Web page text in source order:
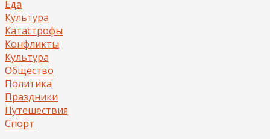
Еда
Культура
Катастрофы
Конфликты
Культура
Общество
Политика
Праздники
Путешествия
Спорт